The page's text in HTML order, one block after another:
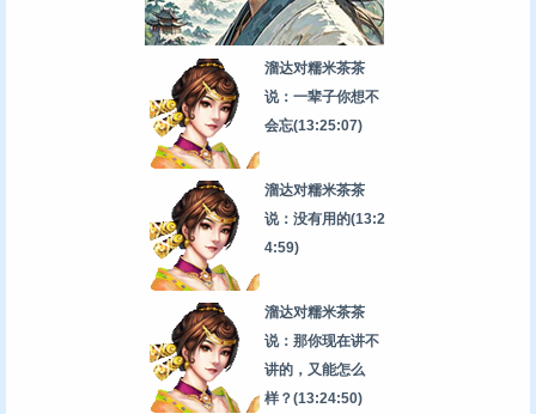
溜达对糯米茶茶
说：一辈子你想不
会忘(13:25:07)
溜达对糯米茶茶
说：没有用的(13:2
4:59)
溜达对糯米茶茶
说：那你现在讲不
讲的，又能怎么
样？(13:24:50)